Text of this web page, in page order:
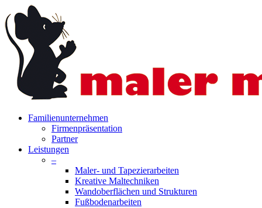
to
main
content
search
Menu
Familienunternehmen
Firmenpräsentation
Partner
Leistungen
–
Maler- und Tapezierarbeiten
Kreative Maltechniken
Wandoberflächen und Strukturen
Fußbodenarbeiten